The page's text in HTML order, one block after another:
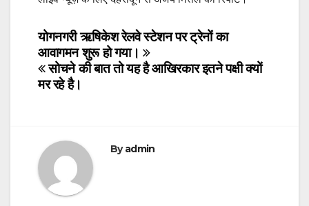
Post
navigation
योगनगरी ऋषिकेश रेलवे स्टेशन पर ट्रेनों का
आवागमन शुरू हो गया।
सोचने की बात तो यह है आखिरकार इतने पक्षी क्यों
मर रहे है।
Byadmin